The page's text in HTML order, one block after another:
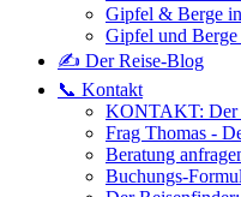
Gipfel & Berge
Gipfel und
✍️ Der Reise-Blog
📞 Kontakt
KONTAKT: Der
Frag Thomas -
Beratung
Buchungs-